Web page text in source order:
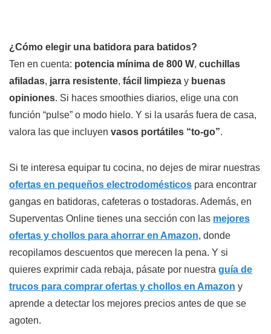
¿Cómo elegir una batidora para batidos?
Ten en cuenta: potencia mínima de 800 W, cuchillas
afiladas, jarra resistente, fácil limpieza y buenas
opiniones. Si haces smoothies diarios, elige una con
función “pulse” o modo hielo. Y si la usarás fuera de casa,
valora las que incluyen vasos portátiles “to-go”.
Si te interesa equipar tu cocina, no dejes de mirar nuestras
ofertas en pequeños electrodomésticos para encontrar
gangas en batidoras, cafeteras o tostadoras. Además, en
Superventas Online tienes una sección con las mejores
ofertas y chollos para ahorrar en Amazon, donde
recopilamos descuentos que merecen la pena. Y si
quieres exprimir cada rebaja, pásate por nuestra guía de
trucos para comprar ofertas y chollos en Amazon y
aprende a detectar los mejores precios antes de que se
agoten.